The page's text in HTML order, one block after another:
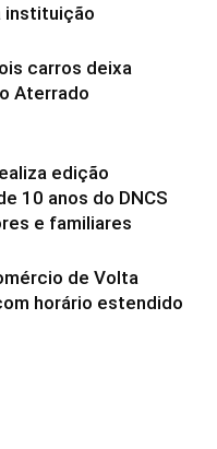
instituição
carros deixa
Aterrado
edição
10 anos do DNCS
e familiares
de Volta
horário estendido